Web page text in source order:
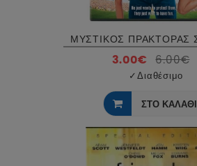
3.00€ 6.00€
✓Διαθέσιμο
ΣΤΟ ΚΑΛΑΘΙ